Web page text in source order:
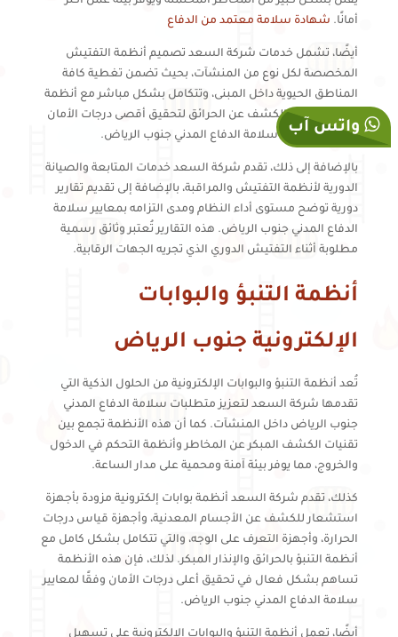
أمانًا. شهادة سلامة معتمد من الدفاع
أيضًا، تشمل خدمات شركة السعد تصميم أنظمة التفتيش
المخصصة لكل نوع من المنشآت، بحيث تضمن تغطية كافة
المناطق الحيوية داخل المبنى، وتتكامل بشكل مباشر مع أنظمة
الإنذار وأجهزة الكشف عن الحرائق لتحقيق أقصى درجات الأمان
وفقًا لمتطلبات سلامة الدفاع المدني جنوب الرياض.
بالإضافة إلى ذلك، تقدم شركة السعد خدمات المتابعة والصيانة
الدورية لأنظمة التفتيش والمراقبة، بالإضافة إلى تقديم تقارير
دورية توضح مستوى أداء النظام ومدى التزامه بمعايير سلامة
الدفاع المدني جنوب الرياض. هذه التقارير تُعتبر وثائق رسمية
مطلوبة أثناء التفتيش الدوري الذي تجريه الجهات الرقابية.
أنظمة التنبؤ والبوابات
الإلكترونية جنوب الرياض
تُعد أنظمة التنبؤ والبوابات الإلكترونية من الحلول الذكية التي
تقدمها شركة السعد لتعزيز متطلبات سلامة الدفاع المدني
جنوب الرياض داخل المنشآت. كما أن هذه الأنظمة تجمع بين
تقنيات الكشف المبكر عن المخاطر وأنظمة التحكم في الدخول
والخروج، مما يوفر بيئة آمنة ومحمية على مدار الساعة.
كذلك، تقدم شركة السعد أنظمة بوابات إلكترونية مزودة بأجهزة
استشعار للكشف عن الأجسام المعدنية، وأجهزة قياس درجات
الحرارة، وأجهزة التعرف على الوجه، والتي تتكامل بشكل كامل مع
أنظمة التنبؤ بالحرائق والإنذار المبكر. لذلك، فإن هذه الأنظمة
تساهم بشكل فعال في تحقيق أعلى درجات الأمان وفقًا لمعايير
سلامة الدفاع المدني جنوب الرياض.
أيضًا، تعمل أنظمة التنبؤ والبوابات الإلكترونية على تسهيل
واتس آب